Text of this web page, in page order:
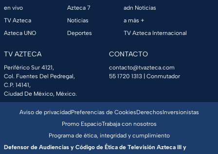
en vivo
TV Azteca
Azteca UNO
Azteca 7
Noticias
Deportes
adn Noticias
a más +
TV Azteca Internacional
TV AZTECA
Periférico Sur 4121,
Col. Fuentes Del Pedregal,
C.P. 14141,
Ciudad De México, México.
CONTACTO
contacto@tvazteca.com
55 1720 1313 | Conmutador
Aviso de privacidadPreferencias de CookiesDerechosInversionistas
Promo EspacioTrabaja con nosotros
Programa de ética, integridad y cumplimiento
Defensor de Audiencias y Código de Ética de Televisión Azteca III y